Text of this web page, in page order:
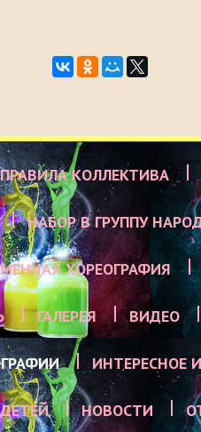
КОЛЛЕКТИВА
НАБОР В ГРУППУ
ХОРЕОГРАФИЯ
ГАЛЕРЕЯ ВИДЕО
ИНТЕРЕСНОЕ
НОВОСТИ